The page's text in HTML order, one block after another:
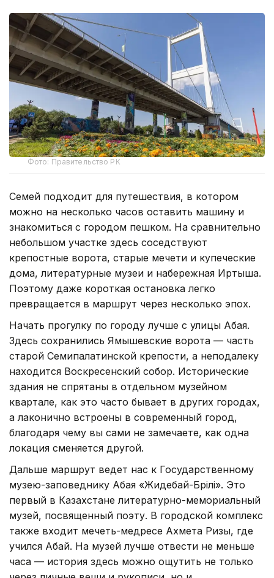
Фото: Правительство РК
Семей подходит для путешествия, в котором
можно на несколько часов оставить машину и
знакомиться с городом пешком. На сравнительно
небольшом участке здесь соседствуют
крепостные ворота, старые мечети и купеческие
дома, литературные музеи и набережная Иртыша.
Поэтому даже короткая остановка легко
превращается в маршрут через несколько эпох.
Начать прогулку по городу лучше с улицы Абая.
Здесь сохранились Ямышевские ворота — часть
старой Семипалатинской крепости, а неподалеку
находится Воскресенский собор. Исторические
здания не спрятаны в отдельном музейном
квартале, как это часто бывает в других городах,
а лаконично встроены в современный город,
благодаря чему вы сами не замечаете, как одна
локация сменяется другой.
Дальше маршрут ведет нас к Государственному
музею-заповеднику Абая «Жидебай-Бөрілі». Это
первый в Казахстане литературно-мемориальный
музей, посвященный поэту. В городской комплекс
также входит мечеть-медресе Ахмета Ризы, где
учился Абай. На музей лучше отвести не меньше
часа — история здесь можно ощутить не только